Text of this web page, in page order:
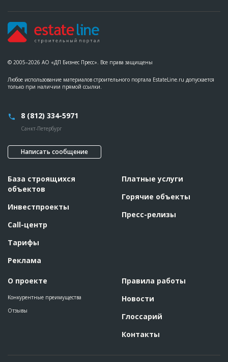
© 2005–2026 АО «ДП Бизнес Пресс». Все права защищены
Любое использование материалов строительного портала EstateLine.ru допускается
только при наличии прямой ссылки.
8 (812) 334-5971
Санкт-Петербург
Написать сообщение
База строящихся
объектов
Инвестпроекты
Call-центр
Тарифы
Реклама
О проекте
Конкурентные преимущества
Отзывы
Платные услуги
Горячие объекты
Пресс-релизы
Правила работы
Новости
Глоссарий
Контакты